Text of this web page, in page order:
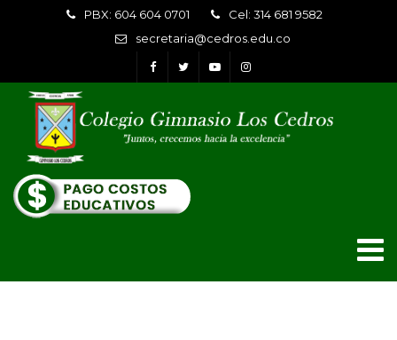
PBX: 604 604 0701
Cel: 314 681 9582
secretaria@cedros.edu.co